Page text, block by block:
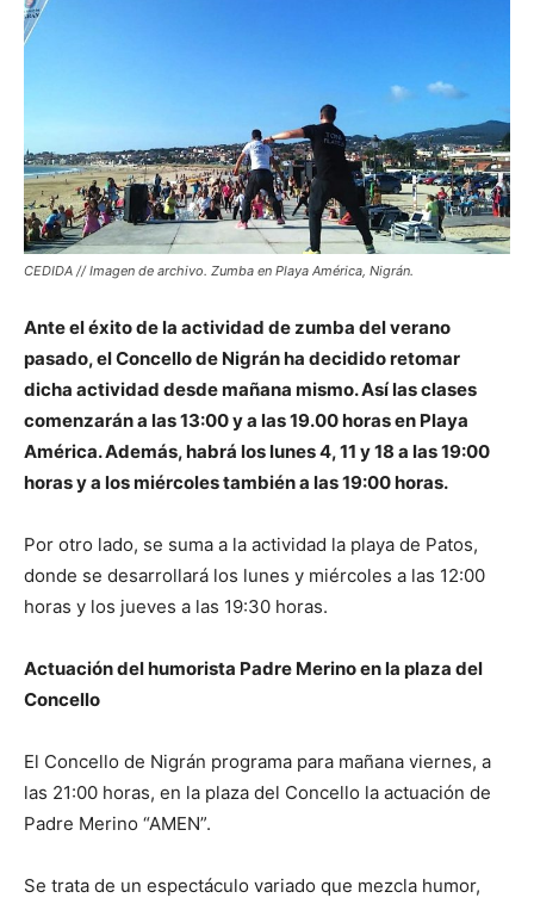
CEDIDA // Imagen de archivo. Zumba en Playa América, Nigrán.
Ante el éxito de la actividad de zumba del verano
pasado, el Concello de Nigrán ha decidido retomar
dicha actividad desde mañana mismo. Así las clases
comenzarán a las 13:00 y a las 19.00 horas en Playa
América. Además, habrá los lunes 4, 11 y 18 a las 19:00
horas y a los miércoles también a las 19:00 horas.
Por otro lado, se suma a la actividad la playa de Patos,
donde se desarrollará los lunes y miércoles a las 12:00
horas y los jueves a las 19:30 horas.
Actuación del humorista Padre Merino en la plaza del
Concello
El Concello de Nigrán programa para mañana viernes, a
las 21:00 horas, en la plaza del Concello la actuación de
Padre Merino “AMEN”.
Se trata de un espectáculo variado que mezcla humor,